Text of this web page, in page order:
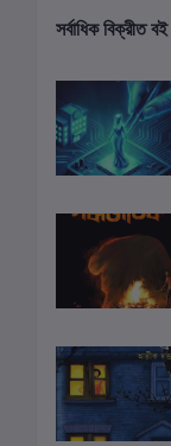
সর্বাধিক বিক্রীত বই